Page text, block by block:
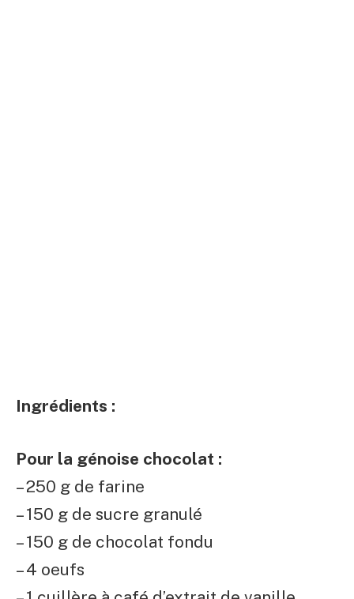
Ingrédients :
Pour la génoise chocolat :
– 250 g de farine
– 150 g de sucre granulé
– 150 g de chocolat fondu
– 4 oeufs